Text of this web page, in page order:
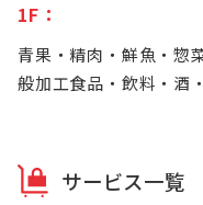
1F：
青果・精肉・鮮魚・惣
般加工食品・飲料・酒
サービス一覧